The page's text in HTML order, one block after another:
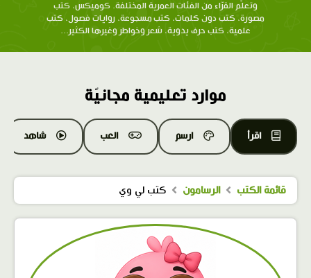
وتعلّم القرّاء من الفئات العمرية المختلفة. كوميكس، كتب
مصورة، كتب دون كلمات، كتب مسجوعة، روايات فصول، كتب
علمية، كتب حرف يدوية، شعر وخواطر وغيرها الكثير...
موارد تعليمية مجانيّة
اقرأ ارسم العب شاهد
قائمة الكتب الرسامون كتب لي وي